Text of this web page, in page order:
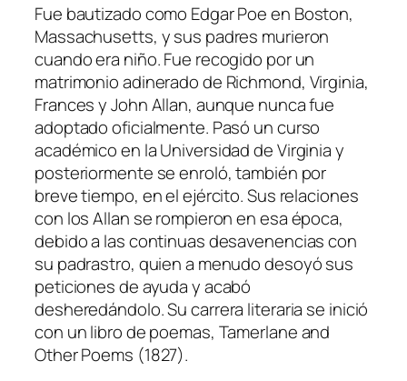
Fue bautizado como Edgar Poe en Boston,
Massachusetts, y sus padres murieron
cuando era niño. Fue recogido por un
matrimonio adinerado de Richmond, Virginia,
Frances y John Allan, aunque nunca fue
adoptado oficialmente. Pasó un curso
académico en la Universidad de Virginia y
posteriormente se enroló, también por
breve tiempo, en el ejército. Sus relaciones
con los Allan se rompieron en esa época,
debido a las continuas desavenencias con
su padrastro, quien a menudo desoyó sus
peticiones de ayuda y acabó
desheredándolo. Su carrera literaria se inició
con un libro de poemas, Tamerlane and
Other Poems (1827).